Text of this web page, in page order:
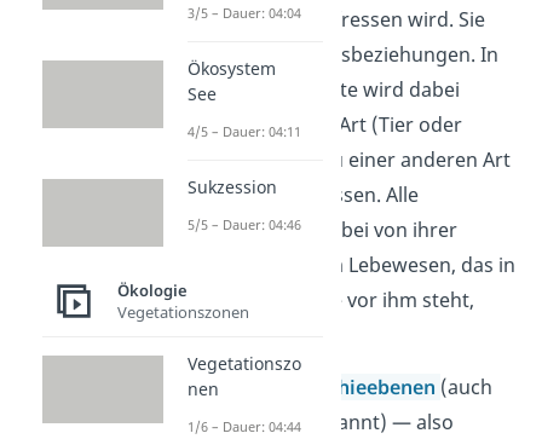
Organismus es gefressen wird. Sie
zeigt also Nahrungsbeziehungen. In
einer Nahrungskette wird dabei
immer genau eine Art (Tier oder
Pflanze) von genau einer anderen Art
Fressfeind) gefressen. Alle
Lebewesen sind dabei von ihrer
, also dem Lebewesen, das in
der Nahrungskette vor ihm steht,
Die einzelnen
Trophieebenen (auch
Trophiestufen genannt) — also
3/5 – Dauer: 04:04
Ökosystem
See
4/5 – Dauer: 04:11
Sukzession
5/5 – Dauer: 04:46
Ökologie
Vegetationszonen
Vegetationszo
nen
1/6 – Dauer: 04:44